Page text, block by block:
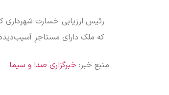
رئیس ارزیابی خسارت شهرداری
که ملک دارای مستاجرِ
منبع خبر: خبرگزاری صدا و سیما